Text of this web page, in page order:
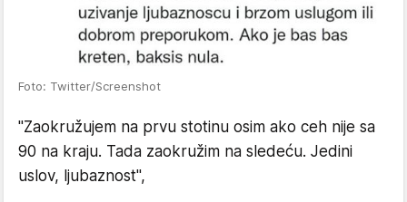
Foto: Twitter/Screenshot
"Zaokružujem na prvu stotinu osim ako ceh nije sa
90 na kraju. Tada zaokružim na sledeću. Jedini
uslov, ljubaznost",